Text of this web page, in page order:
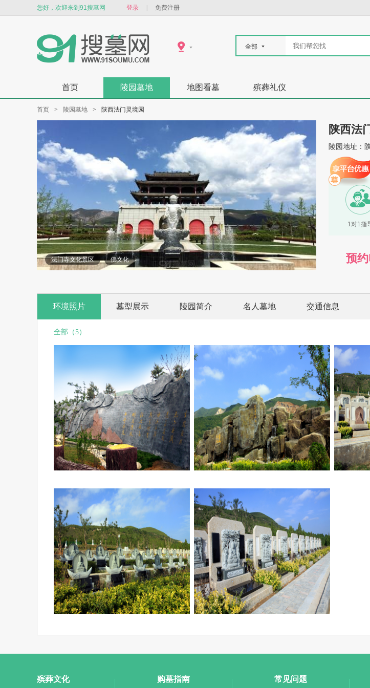
您好，欢迎来到91搜墓网 登录 免费注册
全部
首页 陵园墓地 地图看墓 殡葬礼仪
首页 > 陵园墓地 > 陕西法门灵境园
法门寺文化景区 佛文化
陕西法
陵园地址：
1对1指
预约
环境照片 墓型展示 陵园简介 名人墓地 交通信息
全部（5）
殡葬文化 购墓指南 常见问题